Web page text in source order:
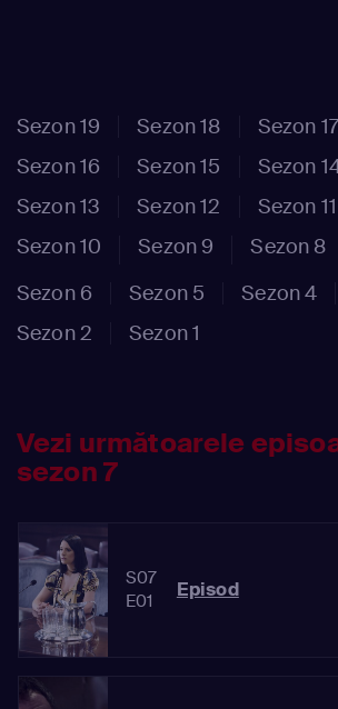
Sezon 19 Sezon 18
Sezon 17
Sezon 16
Sezon 15
Sezon
Sezon 13
Sezon 12
Sezon 11
Sezon 10
Sezon 9 Sezon 8
Sezon 6
Sezon 5 Sezon 4
Sezon 2
Sezon 1
Vezi următoarele
sezon 7
S07
E01
Episod